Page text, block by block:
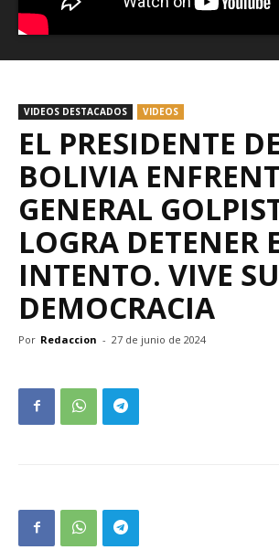
VIDEOS DESTACADOS VIDEOS
EL PRESIDENTE DE
BOLIVIA
GENERAL
LOGRA DETENER
INTENTO. VIVE SU
DEMOCRACIA
Por Redaccion - 27 de junio de 2024